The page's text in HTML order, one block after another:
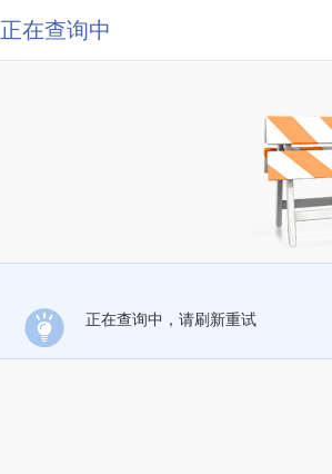
正在查询中
正在查询中，请刷新重试